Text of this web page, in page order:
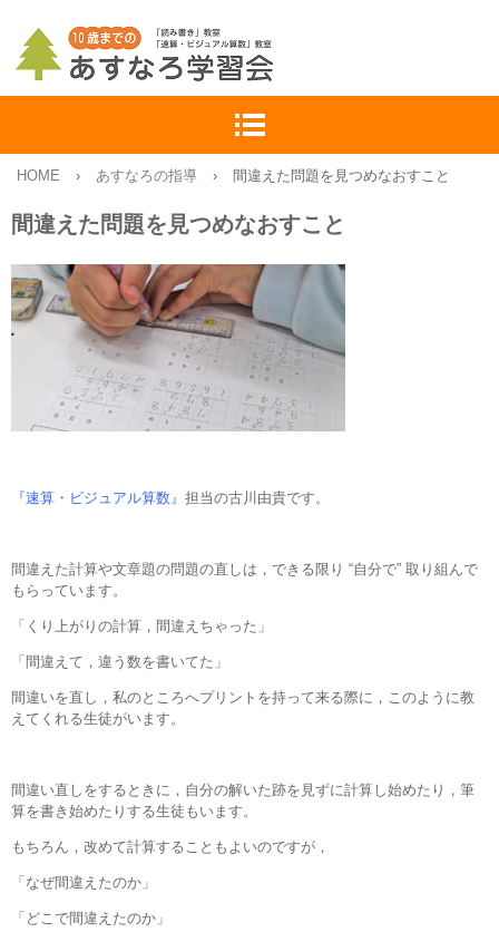
HOME › あすなろの指導 › 間違えた問題を見つめなおすこと
間違えた問題を見つめなおすこと
『速算・ビジュアル算数』 担当の古川由貴です。
間違えた計算や文章題の問題の直しは，できる限り “自分で” 取り組んで
もらっています。
「くり上がりの計算，間違えちゃった」
「間違えて，違う数を書いてた」
間違いを直し，私のところへプリントを持って来る際に，このように教
えてくれる生徒がいます。
間違い直しをするときに，自分の解いた跡を見ずに計算し始めたり，筆
算を書き始めたりする生徒もいます。
もちろん，改めて計算することもよいのですが，
「なぜ間違えたのか」
「どこで間違えたのか」